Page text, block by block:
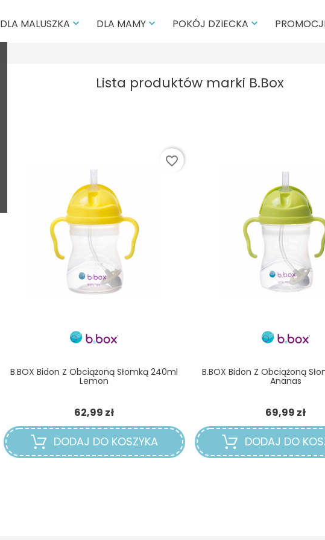
DLA MALUSZKA  DLA MAMY  POKÓJ DZIECKA 
Lista produktów marki B.Box
B.BOX Bidon Z Obciążoną Słomką 240ml
Lemon
62,99 złCena
DODAJ DO KOSZYKA
favorite_border
B.BOX Bidon Z Obciążoną
Ananas
69,99 zł
DODAJ DO